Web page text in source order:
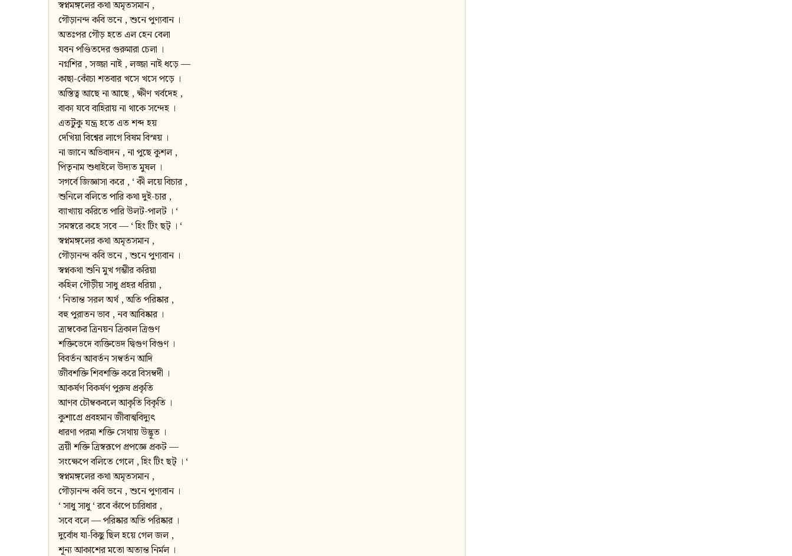
স্বপ্নমঙ্গলের কথা অমৃতসমান ,
গৌড়ানন্দ কবি ভনে , শুনে পুণ্যবান ।
অতঃপর গৌড় হতে এল হেন বেলা
যবন পণ্ডিতদের গুরুমারা চেলা ।
নগ্নশির , সজ্জা নাই , লজ্জা নাই ধড়ে —
কাছা-কোঁচা শতবার খসে খসে পড়ে ।
অস্তিত্ব আছে না আছে , ক্ষীণ খর্বদেহ ,
বাক্য যবে বাহিরায় না থাকে সন্দেহ ।
এতটুকু যন্ত্র হতে এত শব্দ হয়
দেখিয়া বিশ্বের লাগে বিষম বিস্ময় ।
না জানে অভিবাদন , না পুছে কুশল ,
পিতৃনাম শুধাইলে উদ্যত মুষল ।
সগর্বে জিজ্ঞাসা করে , ‘ কী লয়ে বিচার ,
শুনিলে বলিতে পারি কথা দুই-চার ,
ব্যাখ্যায় করিতে পারি উলট-পালট । ‘
সমস্বরে কহে সবে — ‘ হিং টিং ছট্‌ । ‘
স্বপ্নমঙ্গলের কথা অমৃতসমান ,
গৌড়ানন্দ কবি ভনে , শুনে পুণ্যবান ।
স্বপ্নকথা শুনি মুখ গম্ভীর করিয়া
কহিল গৌড়ীয় সাধু প্রহর ধরিয়া ,
‘ নিতান্ত সরল অর্থ , অতি পরিষ্কার ,
বহু পুরাতন ভাব , নব আবিষ্কার ।
ত্র্যম্বকের ত্রিনয়ন ত্রিকাল ত্রিগুণ
শক্তিভেদে ব্যক্তিভেদ দ্বিগুণ বিগুণ ।
বিবর্তন আবর্তন সম্বর্তন আদি
জীবশক্তি শিবশক্তি করে বিসম্বদী ।
আকর্ষণ বিকর্ষণ পুরুষ প্রকৃতি
আণব চৌম্বকবলে আকৃতি বিকৃতি ।
কুশাগ্রে প্রবহমান জীবাত্মবিদ্যুৎ
ধারণা পরমা শক্তি সেথায় উদ্ভূত ।
ত্রয়ী শক্তি ত্রিস্বরূপে প্রপজ্ঞে প্রকট —
সংক্ষেপে বলিতে গেলে , হিং টিং ছট্‌ । ‘
স্বপ্নমঙ্গলের কথা অমৃতসমান ,
গৌড়ানন্দ কবি ভনে , শুনে পুণ্যবান ।
‘ সাধু সাধু ‘ রবে কাঁপে চারিধার ,
সবে বলে — পরিষ্কার অতি পরিষ্কার ।
দুর্বোধ যা-কিছু ছিল হয়ে গেল জল ,
শূন্য আকাশের মতো অত্যন্ত নির্মল ।